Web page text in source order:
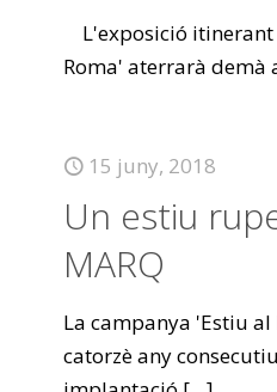
L'exposició itinerant
Roma' aterrarà demà
15 juny, 2018
Un estiu
MARQ
La campanya 'Estiu
catorzè any